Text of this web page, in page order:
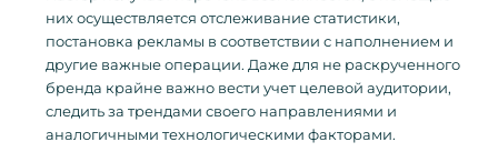
них осуществляется отслеживание статистики,
постановка рекламы в соответствии с наполнением и
другие важные операции. Даже для не раскрученного
бренда крайне важно вести учет целевой аудитории,
следить за трендами своего направлениями и
аналогичными технологическими факторами.